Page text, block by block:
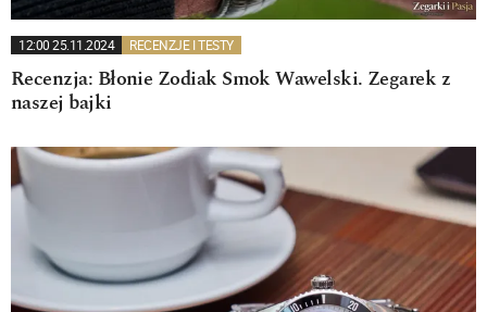
12:00 25.11.2024 RECENZJE I TESTY
Recenzja: Błonie Zodiak Smok Wawelski. Zegarek z
naszej bajki